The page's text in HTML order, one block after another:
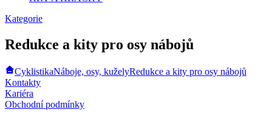
Kategorie
Redukce a kity pro osy nábojů
CyklistikaNáboje, osy, kuželyRedukce a kity pro osy nábojů
Kontakty
Kariéra
Obchodní podmínky